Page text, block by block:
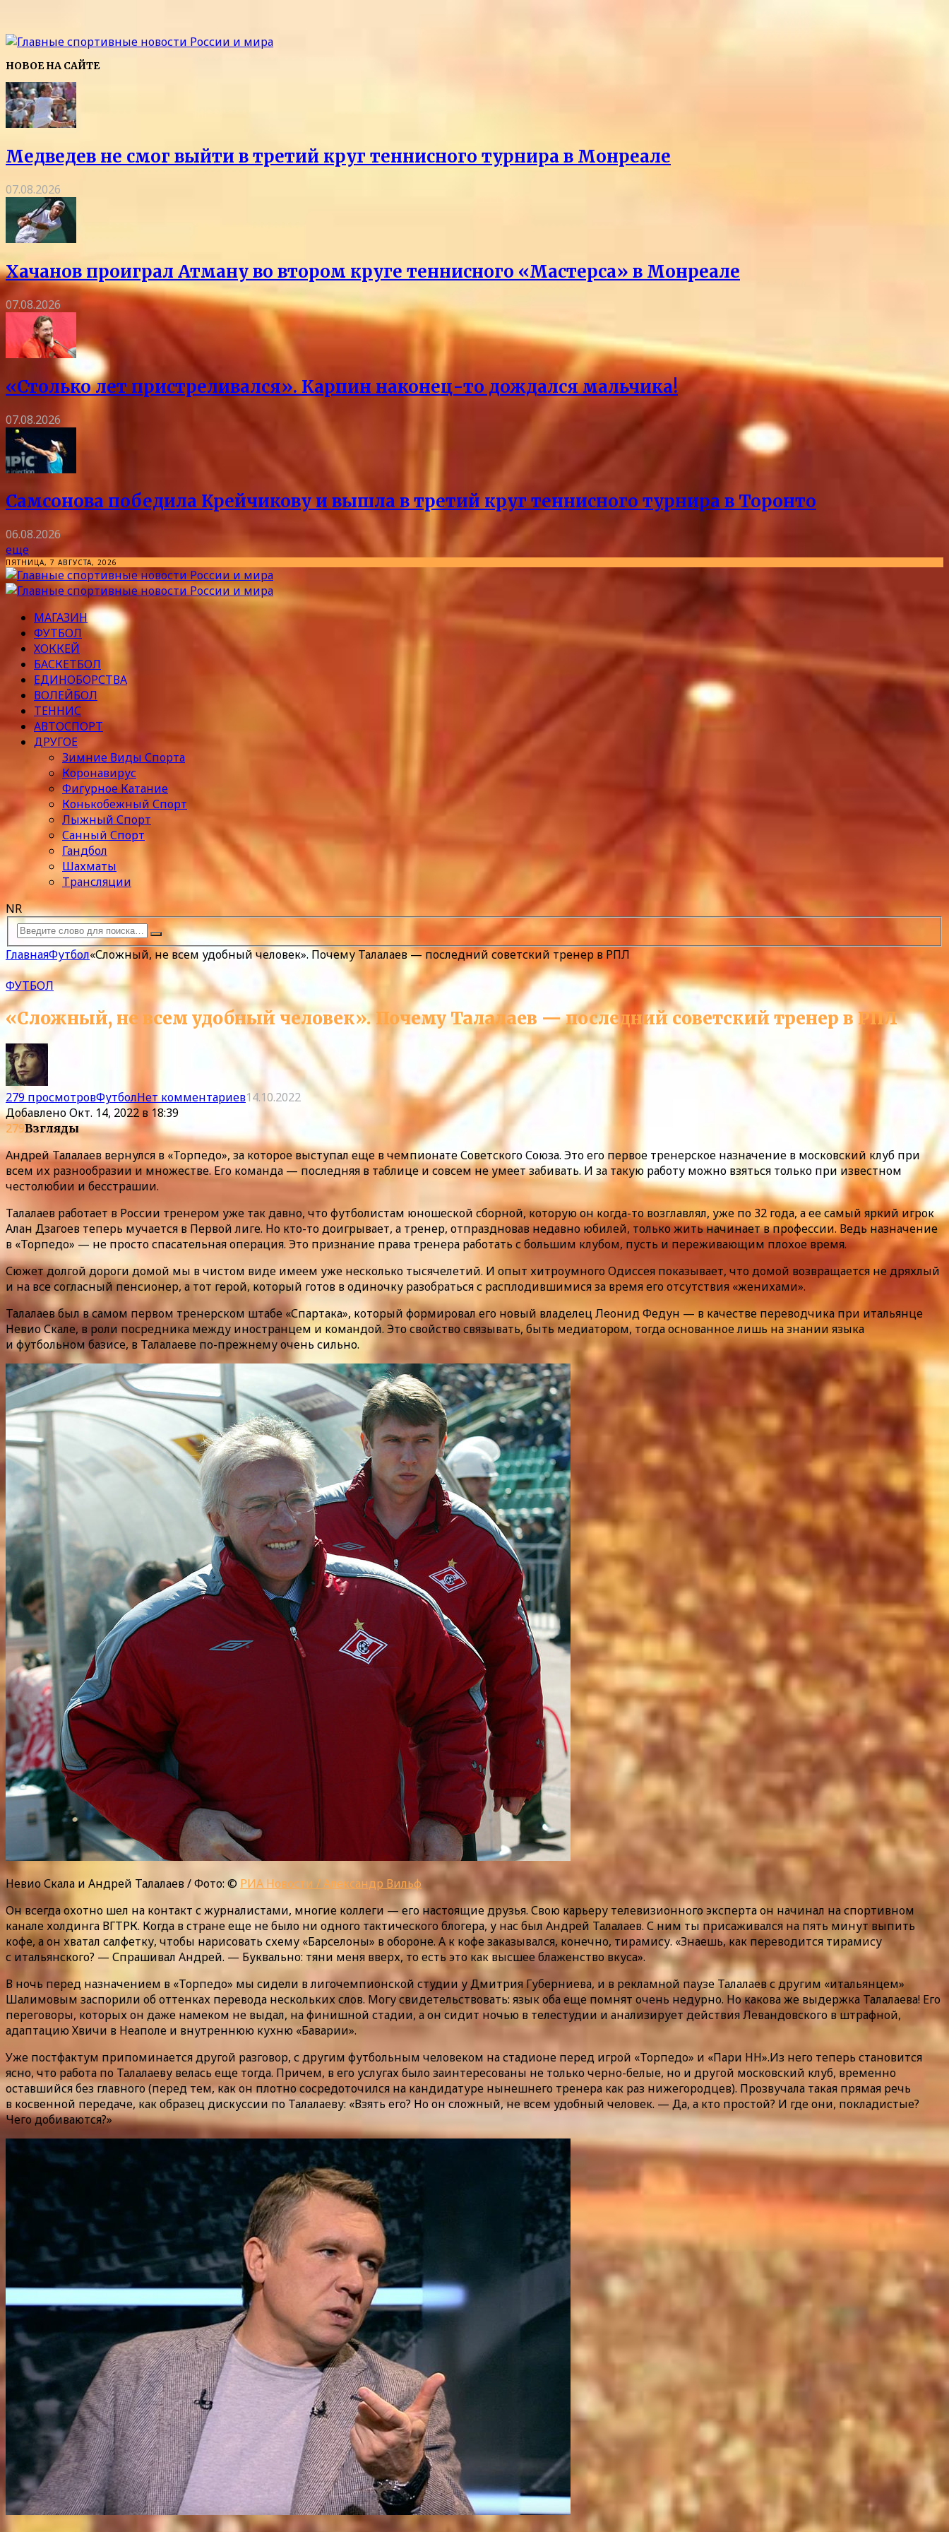
НОВОЕ НА САЙТЕ
Медведев не смог выйти в третий круг теннисного турнира в Монреале
07.08.2026
Хачанов проиграл Атману во втором круге теннисного «Мастерса» в Монреале
07.08.2026
«Столько лет пристреливался». Карпин наконец-то дождался мальчика!
07.08.2026
Самсонова победила Крейчикову и вышла в третий круг теннисного турнира в Торонто
06.08.2026
еще
ПЯТНИЦА, 7 АВГУСТА, 2026
МАГАЗИН
ФУТБОЛ
ХОККЕЙ
БАСКЕТБОЛ
ЕДИНОБОРСТВА
ВОЛЕЙБОЛ
ТЕННИС
АВТОСПОРТ
ДРУГОЕ
Зимние Виды Спорта
Коронавирус
Фигурное Катание
Конькобежный Спорт
Лыжный Спорт
Санный Спорт
Гандбол
Шахматы
Трансляции
NR
ГлавнаяФутбол«Сложный, не всем удобный человек». Почему Талалаев — последний советский тренер в РПЛ
ФУТБОЛ
«Сложный, не всем удобный человек». Почему Талалаев — последний советский тренер в РПЛ
279 просмотровФутболНет комментариев14.10.2022
ДобавленоОкт. 14, 2022 в 18:39
279Взгляды
Андрей Талалаев вернулся в «Торпедо», за которое выступал еще в чемпионате Советского Союза. Это его первое тренерское назначение в московский клуб при
всем их разнообразии и множестве. Его команда — последняя в таблице и совсем не умеет забивать. И за такую работу можно взяться только при известном
честолюбии и бесстрашии.
Талалаев работает в России тренером уже так давно, что футболистам юношеской сборной, которую он когда-то возглавлял, уже по 32 года, а ее самый яркий игрок
Алан Дзагоев теперь мучается в Первой лиге. Но кто-то доигрывает, а тренер, отпраздновав недавно юбилей, только жить начинает в профессии. Ведь назначение
в «Торпедо» — не просто спасательная операция. Это признание права тренера работать с большим клубом, пусть и переживающим плохое время.
Сюжет долгой дороги домой мы в чистом виде имеем уже несколько тысячелетий. И опыт хитроумного Одиссея показывает, что домой возвращается не дряхлый
и на все согласный пенсионер, а тот герой, который готов в одиночку разобраться с расплодившимися за время его отсутствия «женихами».
Талалаев был в самом первом тренерском штабе «Спартака», который формировал его новый владелец Леонид Федун — в качестве переводчика при итальянце
Невио Скале, в роли посредника между иностранцем и командой. Это свойство связывать, быть медиатором, тогда основанное лишь на знании языка
и футбольном базисе, в Талалаеве по-прежнему очень сильно.
Невио Скала и Андрей Талалаев / Фото: © РИА Новости / Александр Вильф
Он всегда охотно шел на контакт с журналистами, многие коллеги — его настоящие друзья. Свою карьеру телевизионного эксперта он начинал на спортивном
канале холдинга ВГТРК. Когда в стране еще не было ни одного тактического блогера, у нас был Андрей Талалаев. С ним ты присаживался на пять минут выпить
кофе, а он хватал салфетку, чтобы нарисовать схему «Барселоны» в обороне. А к кофе заказывался, конечно, тирамису. «Знаешь, как переводится тирамису
с итальянского? — Спрашивал Андрей. — Буквально: тяни меня вверх, то есть это как высшее блаженство вкуса».
В ночь перед назначением в «Торпедо» мы сидели в лигочемпионской студии у Дмитрия Губерниева, и в рекламной паузе Талалаев с другим «итальянцем»
Шалимовым заспорили об оттенках перевода нескольких слов. Могу свидетельствовать: язык оба еще помнят очень недурно. Но какова же выдержка Талалаева! Его
переговоры, которых он даже намеком не выдал, на финишной стадии, а он сидит ночью в телестудии и анализирует действия Левандовского в штрафной,
адаптацию Хвичи в Неаполе и внутреннюю кухню «Баварии».
Уже постфактум припоминается другой разговор, с другим футбольным человеком на стадионе перед игрой «Торпедо» и «Пари НН».Из него теперь становится
ясно, что работа по Талалаеву велась еще тогда. Причем, в его услугах было заинтересованы не только черно-белые, но и другой московский клуб, временно
оставшийся без главного (перед тем, как он плотно сосредоточился на кандидатуре нынешнего тренера как раз нижегородцев). Прозвучала такая прямая речь
в косвенной передаче, как образец дискуссии по Талалаеву: «Взять его? Но он сложный, не всем удобный человек. — Да, а кто простой? И где они, покладистые?
Чего добиваются?»